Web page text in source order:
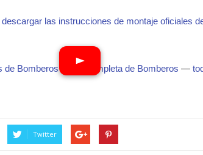
descargar las instrucciones de montaje oficiales
de Bomberos· guía completa de Bomberos —
Twitter